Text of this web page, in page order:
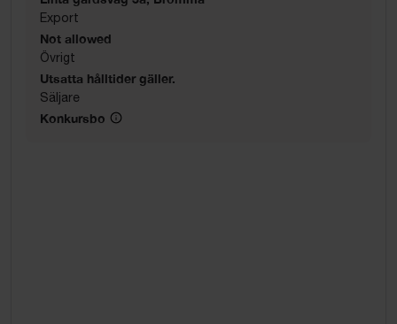
Export
Not allowed
Övrigt
Utsatta hålltider gäller.
Säljare
Konkursbo